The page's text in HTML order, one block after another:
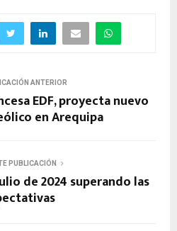
ANTERIOR
EDF, proyecta nuevo
en Arequipa
PUBLICACIÓN
de 2024 superando las